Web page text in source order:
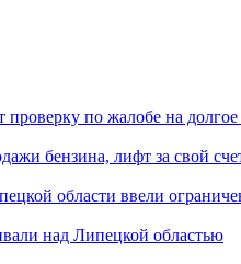
проверку по жалобе на
бензина, лифт за свой
области ввели
над Липецкой областью